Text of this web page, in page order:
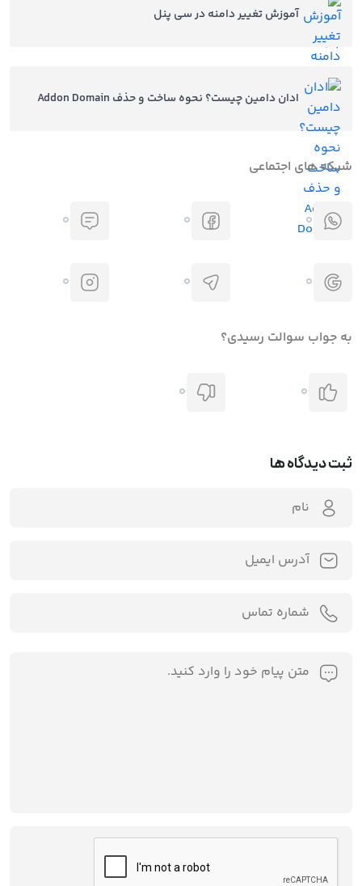
آموزش تغییر دامنه در سی پنل
ادان دامین چیست؟ نحوه ساخت و حذف Addon Domain
شبکه های اجتماعی
0
0
0
0
0
0
به جواب سوالت رسیدی؟
0
0
ثبت دیدگاه ها